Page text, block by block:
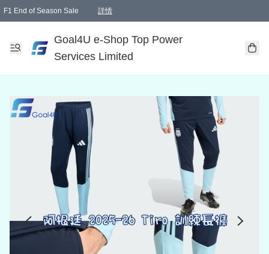
F1 End of Season Sale 詳情
Goal4U e-Shop Top Power
Services Limited